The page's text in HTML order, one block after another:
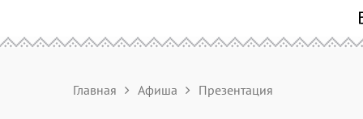
Главная Афиша Презентация